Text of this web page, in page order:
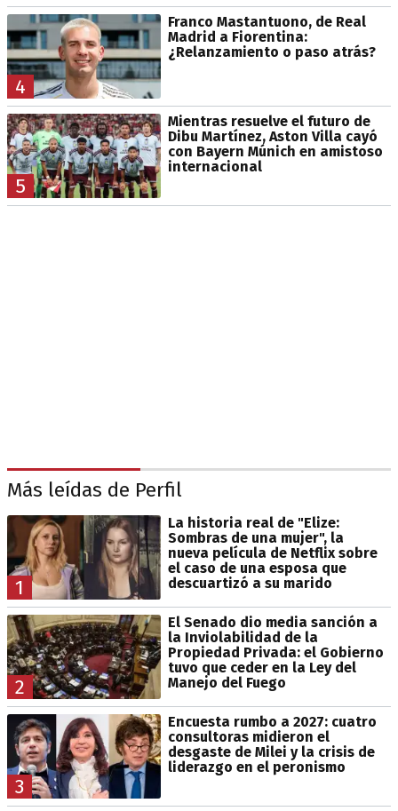
4
Franco Mastantuono, de Real
Madrid a Fiorentina:
¿Relanzamiento o paso atrás?
5
Mientras resuelve el futuro de
Dibu Martínez, Aston Villa cayó
con Bayern Múnich en amistoso
internacional
Más leídas de Perfil
1
La historia real de "Elize:
Sombras de una mujer", la
nueva película de Netflix sobre
el caso de una esposa que
descuartizó a su marido
2
El Senado dio media sanción a
la Inviolabilidad de la
Propiedad Privada: el Gobierno
tuvo que ceder en la Ley del
Manejo del Fuego
3
Encuesta rumbo a 2027: cuatro
consultoras midieron el
desgaste de Milei y la crisis de
liderazgo en el peronismo